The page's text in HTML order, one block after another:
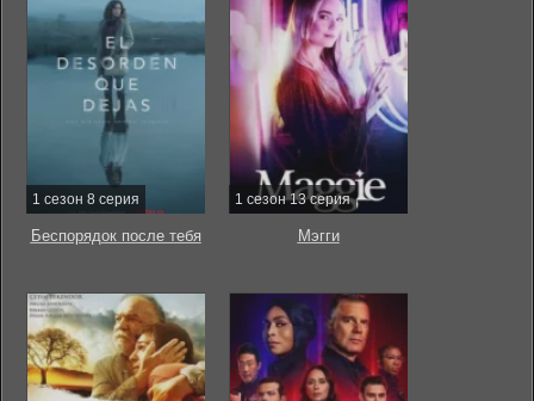
1 сезон 8 серия
Беспорядок после тебя
1 сезон 13 серия
Мэгги